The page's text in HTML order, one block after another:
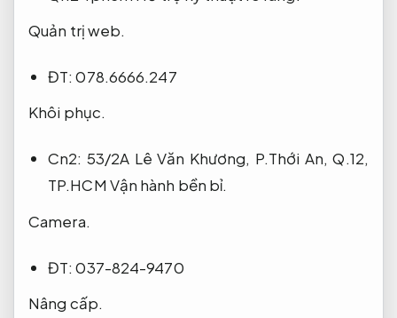
Quản trị web.
ĐT: 078.6666.247
Khôi phục.
Cn2: 53/2A Lê Văn Khương, P.Thới An, Q.12,
TP.HCM Vận hành bền bỉ.
Camera.
ĐT: 037-824-9470
Nâng cấp.